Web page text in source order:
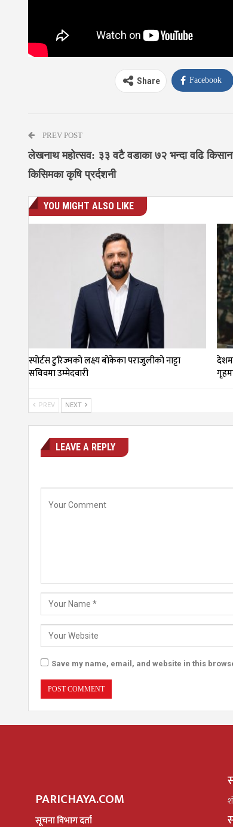
Share Facebook
PREV POST
लेखनाथ महोत्सव: ३३ वटै वडाका ७२ भन्दा वढि
किसिमका कृषि प्रर्दशनी
YOU MIGHT ALSO LIKE
स्पोर्टस टुरिज्मको लक्ष्य बोकेका पराजुलीको नाट्टा
सचिवमा उम्मेदवारी
PREV NEXT
LEAVE A REPLY
Save my name, email, and website in this
PARICHAYA.COM
सूचना विभाग दर्ता